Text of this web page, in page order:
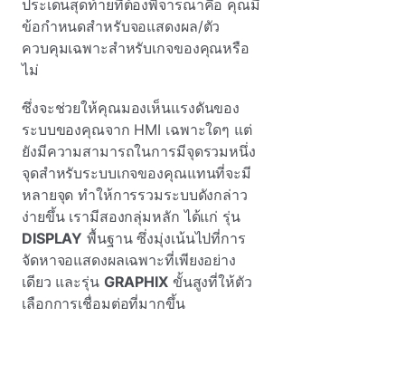
ประเด็นสุดท้ายที่ต้องพิจารณาคือ คุณมี
ข้อกําหนดสําหรับจอแสดงผล/ตัว
ควบคุมเฉพาะสําหรับเกจของคุณหรือ
ไม่
ซึ่งจะช่วยให้คุณมองเห็นแรงดันของ
ระบบของคุณจาก HMI เฉพาะใดๆ แต่
ยังมีความสามารถในการมีจุดรวมหนึ่ง
จุดสําหรับระบบเกจของคุณแทนที่จะมี
หลายจุด ทําให้การรวมระบบดังกล่าว
ง่ายขึ้น เรามีสองกลุ่มหลัก ได้แก่ รุ่น
DISPLAY พื้นฐาน ซึ่งมุ่งเน้นไปที่การ
จัดหาจอแสดงผลเฉพาะที่เพียงอย่าง
เดียว และรุ่น GRAPHIXขั้นสูงที่ให้ตัว
เลือกการเชื่อมต่อที่มากขึ้น